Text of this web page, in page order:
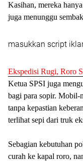
Kasihan, mereka
juga menunggu
masukkan script
Ekspedisi Rugi, Roro
Ketua SPSI juga
bagi para sopir.
tanpa kepastian
terlihat sepi dari truk
Sebagian kebutuhan
curah ke kapal roro,